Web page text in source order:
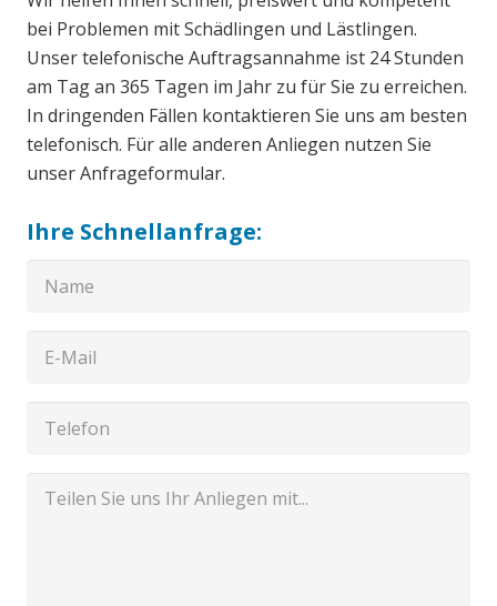
bei Problemen mit Schädlingen und Lästlingen.
Unser telefonische Auftragsannahme ist 24 Stunden
am Tag an 365 Tagen im Jahr zu für Sie zu erreichen.
In dringenden Fällen kontaktieren Sie uns am besten
telefonisch. Für alle anderen Anliegen nutzen Sie
unser Anfrageformular.
Ihre Schnellanfrage: